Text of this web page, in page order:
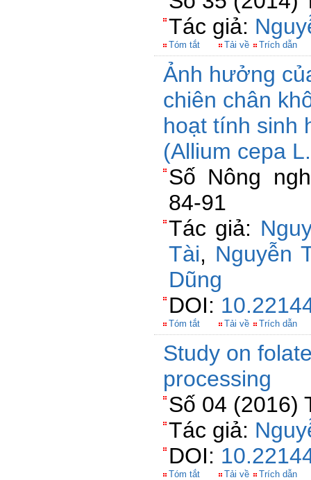
Tác giả:
Tóm tắt Tải về Trích dẫn
Ảnh hưởng
chiên chân
hoạt tính sinh
(Allium cepa
Số Nông
84-91
Tác giả:
Tài, Nguyễn
Dũng
DOI:
Tóm tắt Tải về Trích dẫn
Study on
processing
Số 04 (2016)
Tác giả:
DOI:
Tóm tắt Tải về Trích dẫn